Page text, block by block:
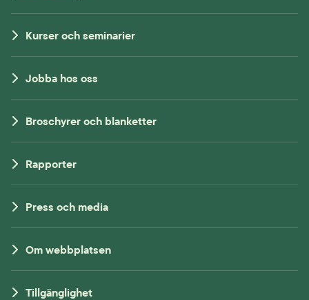
Kurser och seminarier
Jobba hos oss
Broschyrer och blanketter
Rapporter
Press och media
Om webbplatsen
Tillgänglighet